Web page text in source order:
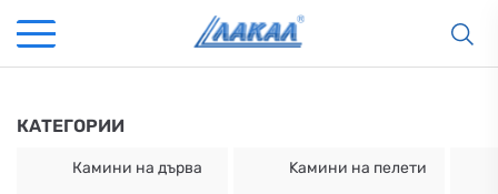
КАТЕГОРИИ
Камини на дърва Kамини на пелети